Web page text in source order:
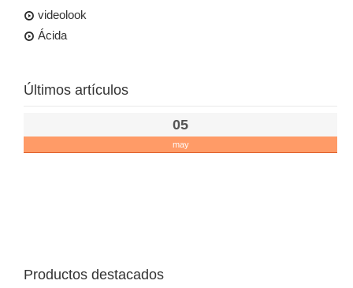
videolook
Ácida
Últimos artículos
05
may
Productos destacados